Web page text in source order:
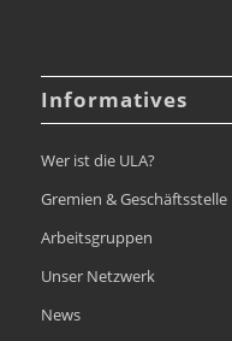
Informatives
Wer ist die ULA?
Gremien & Geschäftsstelle
Arbeitsgruppen
Unser Netzwerk
News